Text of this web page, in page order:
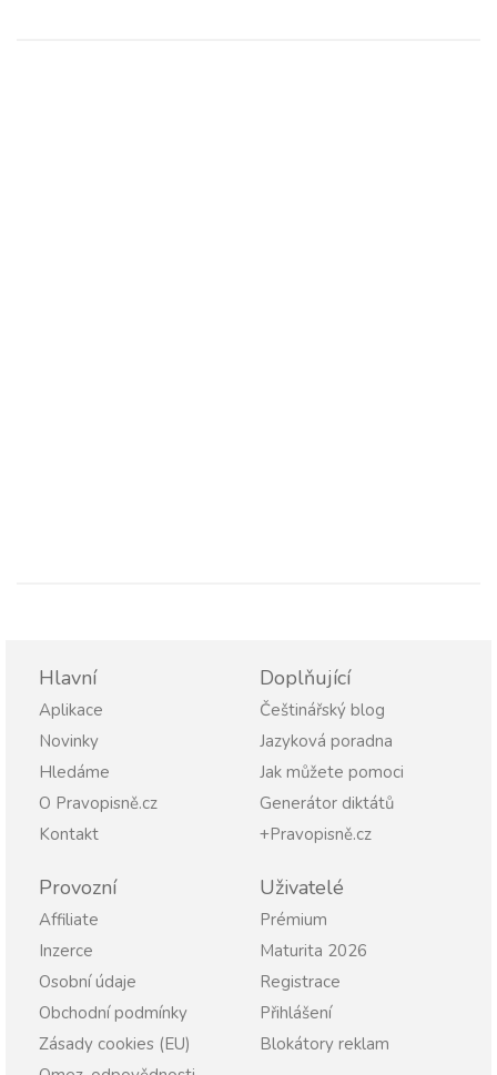
Hlavní
Aplikace
Novinky
Hledáme
O Pravopisně.cz
Kontakt
Doplňující
Češtinářský blog
Jazyková poradna
Jak můžete pomoci
Generátor diktátů
+Pravopisně.cz
Provozní
Affiliate
Inzerce
Osobní údaje
Obchodní podmínky
Zásady cookies (EU)
Uživatelé
Prémium
Maturita 2026
Registrace
Přihlášení
Blokátory reklam